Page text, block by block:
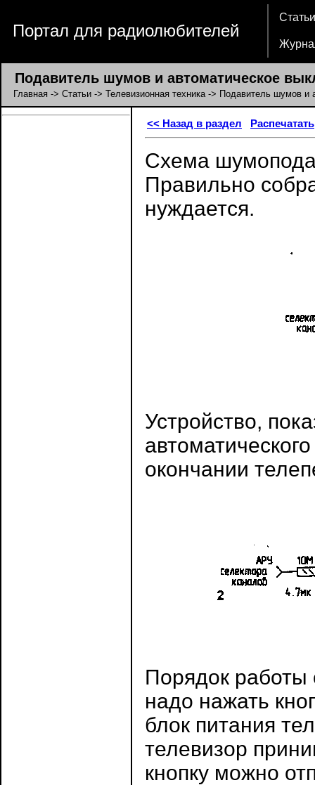
Портал для радиолюбителей
Статьи
Подавитель шумов и автоматическое
Главная -> Статьи -> Телевизионная техника-> Подавитель шумов и
<< Назад в раздел Распечатать
Схема
Правильно
нуждается.
Устройство,
окончании
Порядок работы
надо нажать
блок питания
телевизор
кнопку можно